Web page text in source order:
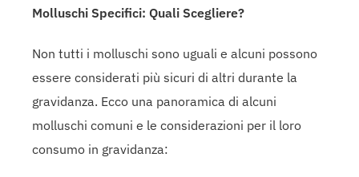
Molluschi Specifici: Quali Scegliere?
Non tutti i molluschi sono uguali e alcuni possono
essere considerati più sicuri di altri durante la
gravidanza. Ecco una panoramica di alcuni
molluschi comuni e le considerazioni per il loro
consumo in gravidanza: